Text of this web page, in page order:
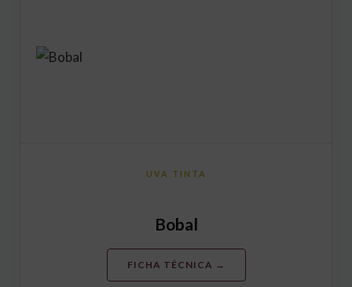
UVA TINTA
Bobal
FICHA TÉCNICA →